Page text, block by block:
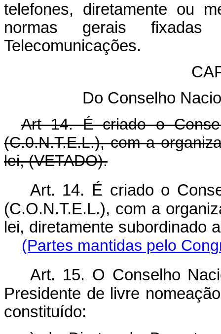
telefones, diretamente ou
normas gerais
Telecomunicações.
Do Conselho
Art 14. É criado o
(C.0.N.T.E.L.), com a
lei, (VETADO).
Art. 14. É criado o
(C.O.N.T.E.L.), com a
lei, diretamente
(Partes mantidas pelo
Art. 15. O Conselho
Presidente de livre
constituído: